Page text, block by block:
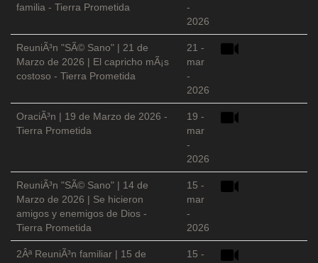
familia - Tierra Prometida
-
2026
ReuniÃ³n "SÃ© Sano" | 21 de
Marzo de 2026 | El capricho mÃ¡s
costoso - Tierra Prometida
21 -
mar
-
2026
OraciÃ³n | 19 de Marzo de 2026 -
Tierra Prometida
19 -
mar
-
2026
ReuniÃ³n "SÃ© Sano" | 14 de
Marzo de 2026 | Se hicieron
amigos y enemigos de Dios -
Tierra Prometida
15 -
mar
-
2026
2Âª ReuniÃ³n familiar | 15 de
15 -